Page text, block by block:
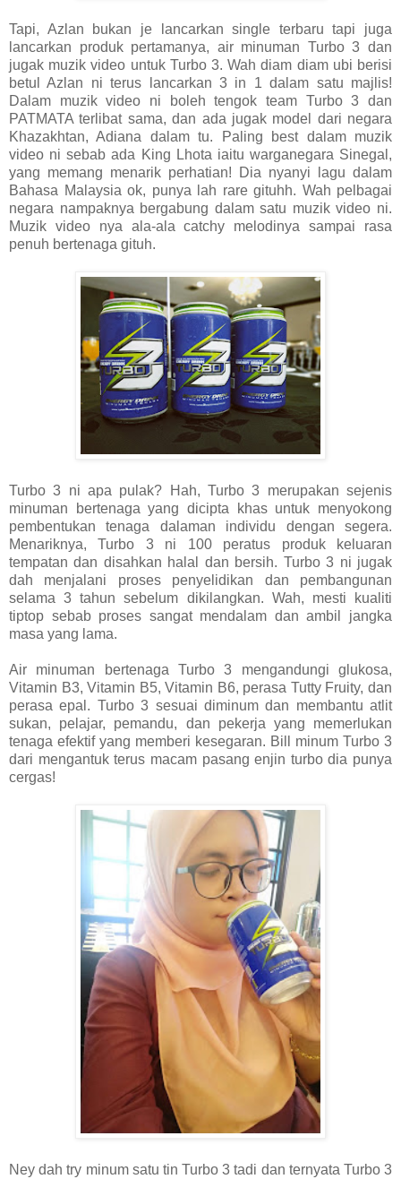
Tapi, Azlan bukan je lancarkan single terbaru tapi juga
lancarkan produk pertamanya, air minuman Turbo 3 dan
jugak muzik video untuk Turbo 3. Wah diam diam ubi berisi
betul Azlan ni terus lancarkan 3 in 1 dalam satu majlis!
Dalam muzik video ni boleh tengok team Turbo 3 dan
PATMATA terlibat sama, dan ada jugak model dari negara
Khazakhtan, Adiana dalam tu. Paling best dalam muzik
video ni sebab ada King Lhota iaitu warganegara Sinegal,
yang memang menarik perhatian! Dia nyanyi lagu dalam
Bahasa Malaysia ok, punya lah rare gituhh. Wah pelbagai
negara nampaknya bergabung dalam satu muzik video ni.
Muzik video nya ala-ala catchy melodinya sampai rasa
penuh bertenaga gituh.
Turbo 3 ni apa pulak? Hah, Turbo 3 merupakan sejenis
minuman bertenaga yang dicipta khas untuk menyokong
pembentukan tenaga dalaman individu dengan segera.
Menariknya, Turbo 3 ni 100 peratus produk keluaran
tempatan dan disahkan halal dan bersih. Turbo 3 ni jugak
dah menjalani proses penyelidikan dan pembangunan
selama 3 tahun sebelum dikilangkan. Wah, mesti kualiti
tiptop sebab proses sangat mendalam dan ambil jangka
masa yang lama.
Air minuman bertenaga Turbo 3 mengandungi glukosa,
Vitamin B3, Vitamin B5, Vitamin B6, perasa Tutty Fruity, dan
perasa epal. Turbo 3 sesuai diminum dan membantu atlit
sukan, pelajar, pemandu, dan pekerja yang memerlukan
tenaga efektif yang memberi kesegaran. Bill minum Turbo 3
dari mengantuk terus macam pasang enjin turbo dia punya
cergas!
Ney dah try minum satu tin Turbo 3 tadi dan ternyata Turbo 3